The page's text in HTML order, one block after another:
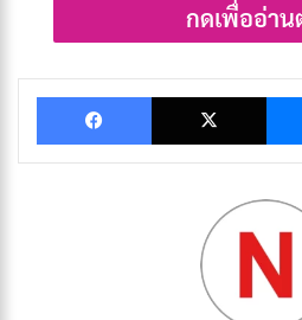
อนิเมะกีฬาได้รับความนิยมอย่าง
เร้าใจและสร้างแรงบันดาลใจใ
กีฬายังช่วยส่งเสริมให้ผู้คนหันมา
อีกด้วย
[รีวิว-เรื่องย่อ]
กดเพื่ออ่าน
Facebook X